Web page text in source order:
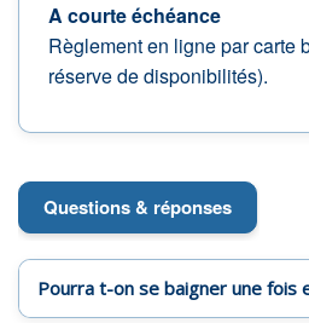
A courte échéance
Règlement en ligne par carte
réserve de disponibilités).
Questions & réponses
Pourra t-on se baigner une fois